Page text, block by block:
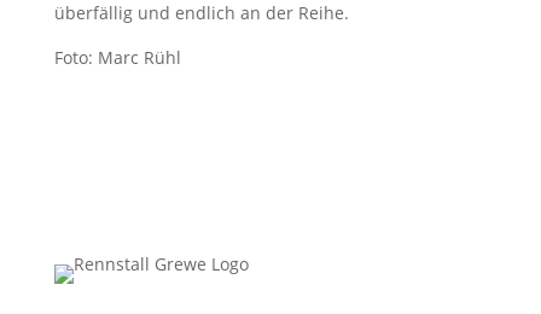
überfällig und endlich an der Reihe.
Foto: Marc Rühl